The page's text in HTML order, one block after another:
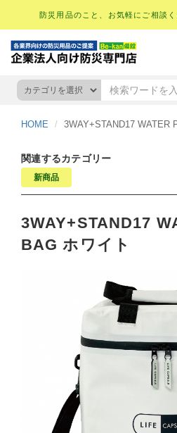
防災用品のこと、お気軽にご相談く
HOME 3WAY+STAND17 WATER
関連するカテゴリー
新商品
3WAY+STAND17
BAG ホワイト